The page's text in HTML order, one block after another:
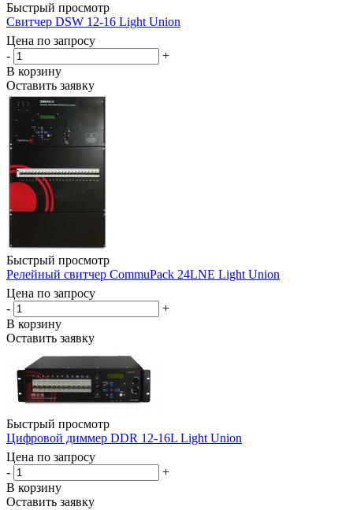
Быстрый просмотр
Свитчер DSW 12-16 Light Union
Цена по запросу
-
+
В корзину
Оставить заявку
Быстрый просмотр
Релейный свитчер CommuPack 24LNE Light Union
Цена по запросу
-
+
В корзину
Оставить заявку
Быстрый просмотр
Цифровой диммер DDR 12-16L Light Union
Цена по запросу
-
+
В корзину
Оставить заявку